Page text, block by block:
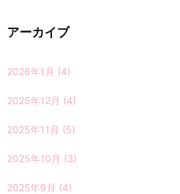
アーカイブ
2026年1月 (4)
2025年12月 (4)
2025年11月 (5)
2025年10月 (3)
2025年9月 (4)